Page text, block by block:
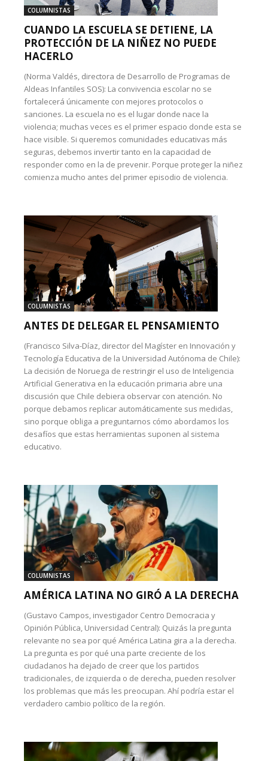
COLUMNISTAS
CUANDO LA ESCUELA SE DETIENE, LA
PROTECCIÓN DE LA NIÑEZ NO PUEDE
HACERLO
(Norma Valdés, directora de Desarrollo de Programas de
Aldeas Infantiles SOS): La convivencia escolar no se
fortalecerá únicamente con mejores protocolos o
sanciones. La escuela no es el lugar donde nace la
violencia; muchas veces es el primer espacio donde esta se
hace visible. Si queremos comunidades educativas más
seguras, debemos invertir tanto en la capacidad de
responder como en la de prevenir. Porque proteger la niñez
comienza mucho antes del primer episodio de violencia.
COLUMNISTAS
ANTES DE DELEGAR EL PENSAMIENTO
(Francisco Silva-Díaz, director del Magíster en Innovación y
Tecnología Educativa de la Universidad Autónoma de Chile):
La decisión de Noruega de restringir el uso de Inteligencia
Artificial Generativa en la educación primaria abre una
discusión que Chile debiera observar con atención. No
porque debamos replicar automáticamente sus medidas,
sino porque obliga a preguntarnos cómo abordamos los
desafíos que estas herramientas suponen al sistema
educativo.
COLUMNISTAS
AMÉRICA LATINA NO GIRÓ A LA DERECHA
(Gustavo Campos, investigador Centro Democracia y
Opinión Pública, Universidad Central): Quizás la pregunta
relevante no sea por qué América Latina gira a la derecha.
La pregunta es por qué una parte creciente de los
ciudadanos ha dejado de creer que los partidos
tradicionales, de izquierda o de derecha, pueden resolver
los problemas que más les preocupan. Ahí podría estar el
verdadero cambio político de la región.